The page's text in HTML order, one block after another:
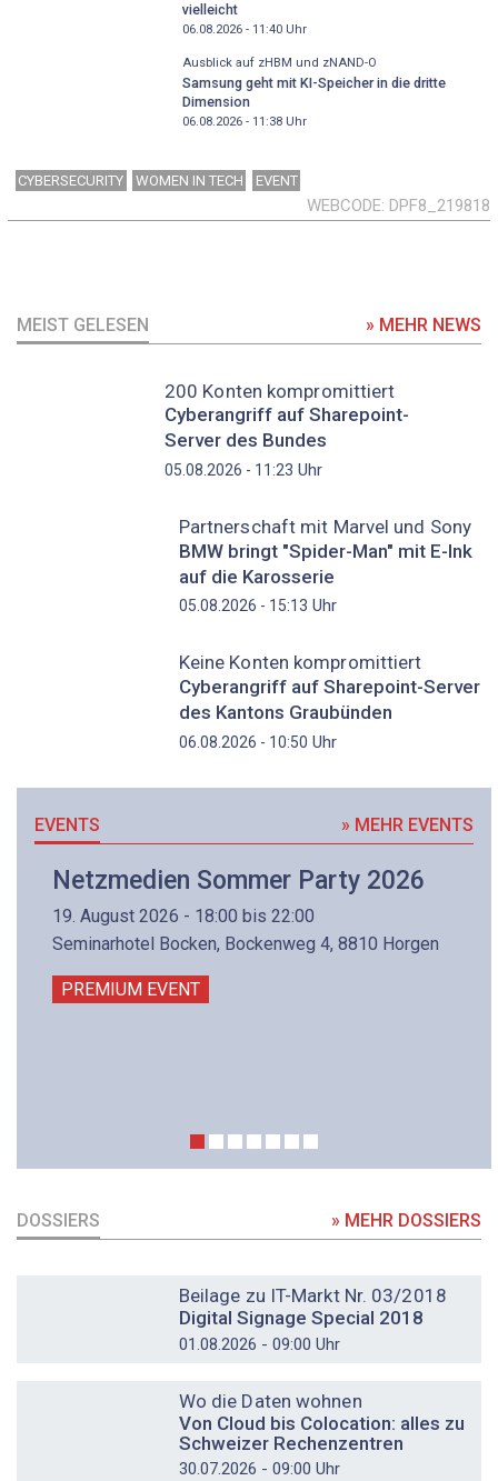
vielleicht
06.08.2026 - 11:40Uhr
Ausblick auf zHBM und zNAND-O
Samsung geht mit KI-Speicher in die dritte
Dimension
06.08.2026 - 11:38Uhr
CYBERSECURITY WOMEN IN TECH EVENT
WEBCODE DPF8_219818
MEIST GELESEN » MEHR NEWS
200 Konten kompromittiert
Cyberangriff auf Sharepoint-
Server des Bundes
05.08.2026 - 11:23 Uhr
Partnerschaft mit Marvel und Sony
BMW bringt "Spider-Man" mit E-Ink
auf die Karosserie
05.08.2026 - 15:13 Uhr
Keine Konten kompromittiert
Cyberangriff auf Sharepoint-Server
des Kantons Graubünden
06.08.2026 - 10:50 Uhr
EVENTS » MEHR EVENTS
Netzmedien Sommer Party 2026
19. August 2026 - 18:00 bis 22:00
Seminarhotel Bocken, Bockenweg 4, 8810 Horgen
PREMIUM EVENT
DOSSIERS » MEHR DOSSIERS
Beilage zu IT-Markt Nr. 03/2018
Digital Signage Special 2018
01.08.2026 - 09:00 Uhr
Wo die Daten wohnen
Von Cloud bis Colocation: alles zu
Schweizer Rechenzentren
30.07.2026 - 09:00 Uhr